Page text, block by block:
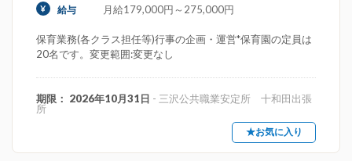
給与 月給179,000円～275,000円
保育業務(各クラス担任等)行事の企画・運営*保育園の定員は
20名です。変更範囲:変更なし
期限： 2026年10月31日 - 三沢公共職業安定所 十和田出張
所
★お気に入り